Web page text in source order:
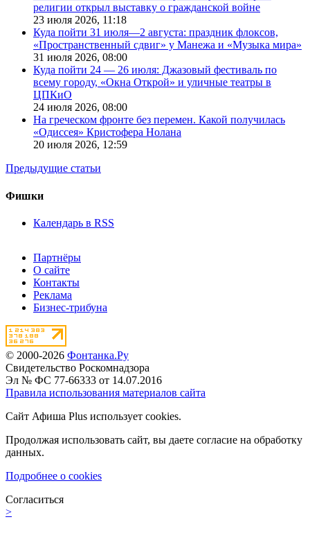
религии открыл выставку о гражданской войне
23 июля 2026, 11:18
Куда пойти 31 июля—2 августа: праздник флоксов,
«Пространственный сдвиг» у Манежа и «Музыка мира»
31 июля 2026, 08:00
Куда пойти 24 — 26 июля: Джазовый фестиваль по
всему городу, «Окна Открой» и уличные театры в
ЦПКиО
24 июля 2026, 08:00
На греческом фронте без перемен. Какой получилась
«Одиссея» Кристофера Нолана
20 июля 2026, 12:59
Предыдущие статьи
Фишки
Календарь в RSS
Партнёры
О сайте
Контакты
Реклама
Бизнес-трибуна
© 2000-2026 Фонтанка.Ру
Свидетельство Роскомнадзора
Эл № ФС 77-66333 от 14.07.2016
Правила использования материалов сайта
Сайт Афиша Plus использует cookies.
Продолжая использовать сайт, вы даете согласие на обработку
данных.
Подробнее о cookies
Согласиться
>